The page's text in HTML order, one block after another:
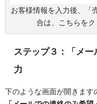
お客様情報を入力後、「
合は、こちらを
ステップ３：「メー
力
下のような画面が開きます